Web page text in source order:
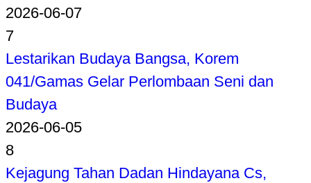
2026-06-07
7
Lestarikan Budaya Bangsa, Korem
041/Gamas Gelar Perlombaan Seni dan
Budaya
2026-06-05
8
Kejagung Tahan Dadan Hindayana Cs,